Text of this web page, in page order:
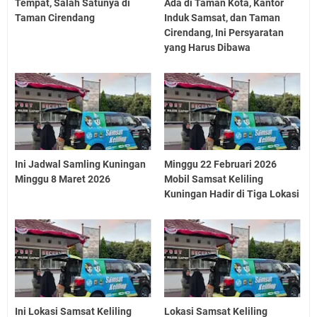
Tempat, Salah Satunya di
Taman Cirendang
Ada di Taman Kota, Kantor
Induk Samsat, dan Taman
Cirendang, Ini Persyaratan
yang Harus Dibawa
Ini Jadwal Samling Kuningan
Minggu 8 Maret 2026
Minggu 22 Februari 2026
Mobil Samsat Keliling
Kuningan Hadir di Tiga Lokasi
Ini Lokasi Samsat Keliling Lokasi Samsat Keliling